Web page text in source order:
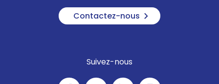
Contactez-nous
Suivez-nous